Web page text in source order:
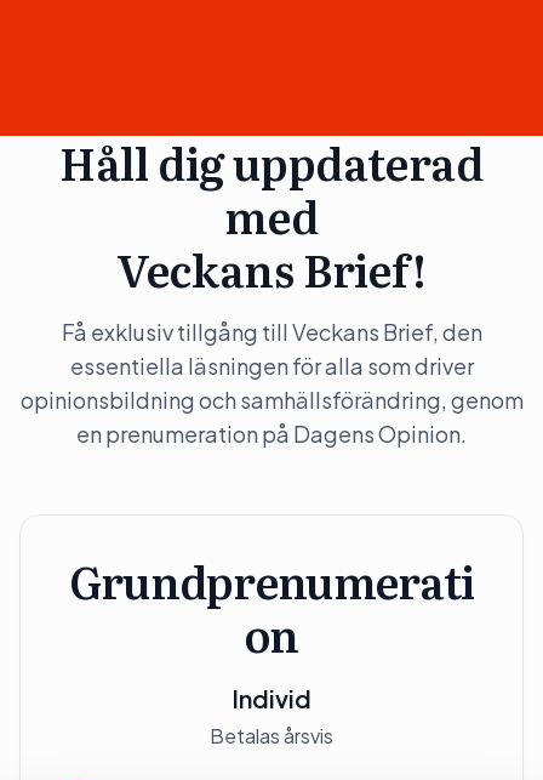
Håll dig uppdaterad
med
Veckans Brief!
Få exklusiv tillgång till Veckans Brief, den
essentiella läsningen för alla som driver
opinionsbildning och samhällsförändring, genom
en prenumeration på Dagens Opinion.
Grundprenumerati
on
Individ
Betalas årsvis